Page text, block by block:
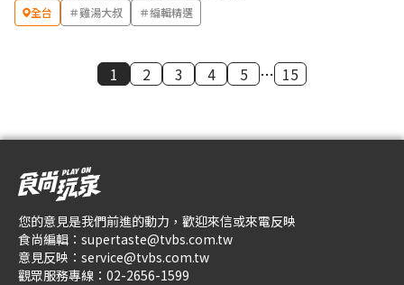
全台 ＃雞湯大叔 ＃編輯精選
1 2 3 4 5 … 15
您的意見是我們前進的動力，歡迎來信或來電反映
食尚編輯： supertaste@tvbs.com.tw
意見反映： service@tvbs.com.tw
觀眾服務專線： 02-2656-1599